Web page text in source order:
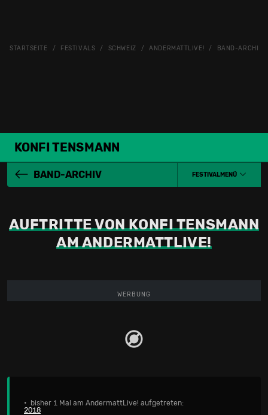
STARTSEITE FESTIVALS SCHWEIZ ANDERMATTLIVE! BAND-ARCHIV
KONFI TENSMANN
BAND-ARCHIV FESTIVALMENÜ
AUFTRITTE VON KONFI TENSMANN
AM ANDERMATTLIVE!
WERBUNG
• bisher 1 Mal am AndermattLive! aufgetreten:
2018